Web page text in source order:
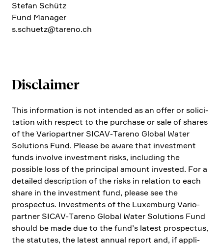
Stefan Schütz
Fund Manager
s.​schuetz@​tareno.​ch
Disclaimer
This infor­ma­tion is not intended as an offer or solici­
ta­tion with respect to the purchase or sale of shares
of the Vario­partner SICAV-Tareno Global Water
Solutions Fund. Please be aware that invest­ment
funds involve invest­ment risks, inclu­ding the
possible loss of the principal amount invested. For a
detailed descrip­tion of the risks in relation to each
share in the invest­ment fund, please see the
prospectus. Invest­ments of the Luxem­burg Vario­
partner SICAV-Tareno Global Water Solutions Fund
should be made due to the fund’s latest prospectus,
the statutes, the latest annual report and, if appli­